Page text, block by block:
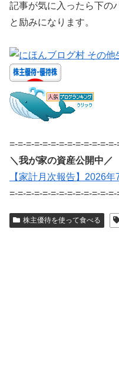
記事が気に入ったら下の
と励みになります。
=-=-=-=-=-=-=-=-=-=-=-=-=-
＼我が家の資産公開中／
【家計月次報告】2026
=-=-=-=-=-=-=-=-=-=-=-=-=-
株主優待を使って食べる